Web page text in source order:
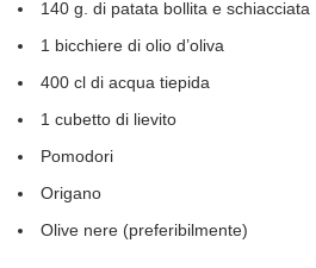
140 g. di patata bollita e schiacciata
1 bicchiere di olio d’oliva
400 cl di acqua tiepida
1 cubetto di lievito
Pomodori
Origano
Olive nere (preferibilmente)